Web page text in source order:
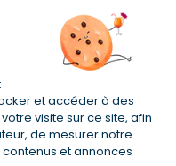
et accéder à des
visite sur ce site, afin
de mesurer notre
et annonces
votre profil
prêt amortissable de 330
salarié non cadre assuré à
ans fumeur et une personne
IPP, ITT, IPP) âgée de 35
médical connu. Au
la banque 179,08 €/mois
au 14/07/2022 avec